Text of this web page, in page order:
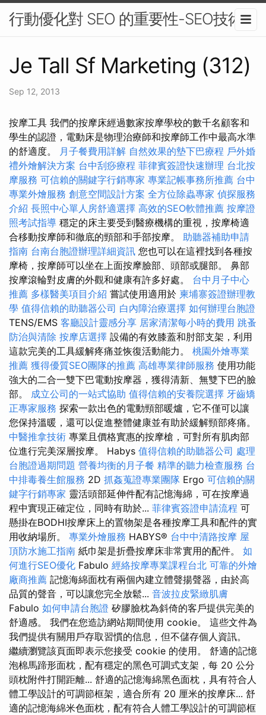
行動優化對 SEO 的重要性-SEO技術
Je Tall Sf Marketing (312)
Sep 12, 2013
按摩工具 我們的按摩床經過數家按摩學校的數千名顧客和
學生的認證，電動床是物理治療師和按摩師工作中最高水準
的舒適度。
月子餐費用詳解 自然效果的墊下巴療程 戶外婚
禮外燴解決方案 台中刮痧療程 菲律賓簽證快速辦理 台北按
摩服務 可信賴的關鍵字行銷專家 專業記帳事務所推薦 台中
專業外燴服務 創意空間設計方案 全方位除蟲專家 偵探服務
介紹 長照中心單人房舒適選擇 高效的SEO軟體推薦 按摩證
照考試指導 穩定的床主要受到醫療機構的重視，按摩椅適
合移動按摩師和徹底的頸部和手部按摩。 助聽器補助申請
指南 台南台胞證辦理詳細資訊 您也可以在這裡找到各種按
摩椅，按摩師可以坐在上面按摩臉部、頭部或腿部。 鼻部
按摩滾輪對皮膚的外觀和健康有許多好處。 台中月子中心
推薦 多樣醫美項目介紹 嘗試使用適用於 柬埔寨簽證辦理教
學 值得信賴的助聽器公司 白內障治療選擇 如何辦理台胞證
TENS/EMS 客廳設計靈感分享 居家清潔每小時的費用 跳蚤
防治與清除 按摩店選擇 設備的有效膝蓋和肘部支架，利用
這款完美的工具緩解疼痛並恢復活動能力。 桃園外燴專業
推薦 獲得優質SEO團隊的推薦 高雄專業律師服務 使用功能
強大的二合一雙下巴電動按摩器，獲得清新、無雙下巴的臉
部。 成立公司的一站式協助 值得信賴的安養院選擇 牙齒矯
正專家服務 探索一款出色的電動頸部暖爐，它不僅可以讓
您保持溫暖，還可以促進整體健康並有助於緩解頸部疼痛。
中醫推拿技術 專業且價格實惠的按摩槍，可對所有肌肉部
位進行完美深層按摩。 Habys 值得信賴的助聽器公司 處理
台胞證過期問題 營養均衡的月子餐 精準的聽力檢查服務 台
中排毒養生館服務 2D 抓姦蒐證專業團隊 Ergo 可信賴的關
鍵字行銷專家 靈活頭部延伸件配有記憶海綿，可在按摩過
程中實現正確定位，同時有助於... 菲律賓簽證申請流程 可
懸掛在BODHI按摩床上的置物架是各種按摩工具和配件的實
用收納場所。 專業外燴服務 HABYS® 台中中清路按摩 屋
頂防水施工指南 紙巾架是折疊按摩床非常實用的配件。 如
何進行SEO優化 Fabulo 經絡按摩專業課程台北 可靠的外燴
廠商推薦 記憶海綿面枕有兩個內建立體聲揚聲器，由於高
品質的聲音，可以讓您完全放鬆... 音波拉皮緊緻肌膚
Fabulo 如何申請台胞證 矽膠臉枕為斜倚的客戶提供完美的
舒適感。 我們在您造訪網站期間使用 cookie。 這些文件為
我們提供有關用戶存取習慣的信息，但不儲存個人資訊。
繼續瀏覽該頁面即表示您接受 cookie 的使用。 舒適的記憶
泡棉馬蹄形面枕，配有穩定的黑色可調式支架，每 20 公分
頭枕附件打開距離... 舒適的記憶海綿黑色面枕，具有符合人
體工學設計的可調節框架，適合所有 20 厘米的按摩床... 舒
適的記憶海綿米色面枕，配有符合人體工學設計的可調節框